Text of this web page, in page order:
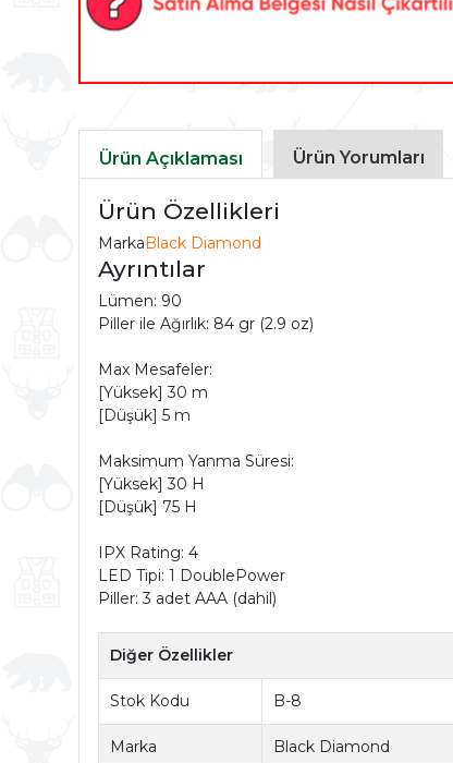
Ürün Açıklaması Ürün Yorumları
Ürün Özellikleri
MarkaBlack Diamond
Ayrıntılar
Lümen: 90
Piller ile Ağırlık: 84 gr (2.9 oz)
Max Mesafeler:
[Yüksek] 30 m
[Düşük] 5 m
Maksimum Yanma Süresi:
[Yüksek] 30 H
[Düşük] 75 H
IPX Rating: 4
LED Tipi: 1 DoublePower
Piller: 3 adet AAA (dahil)
Diğer Özellikler
Stok Kodu B-8
Marka Black Diamond